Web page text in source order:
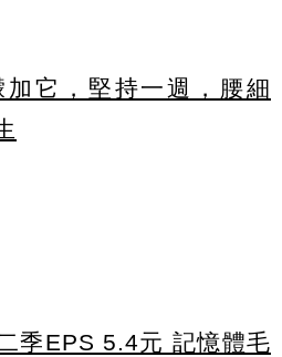
它，堅持一週，腰細
季EPS 5.4元 記憶體毛